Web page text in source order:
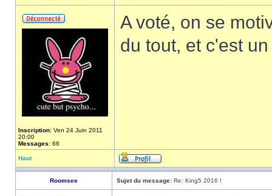
Inscription: Ven 24 Juin 2011
20:00
Messages: 66
A voté, on se
du tout, et c'est
Haut
Roomsee Sujet du message: Re: King5 2016 !